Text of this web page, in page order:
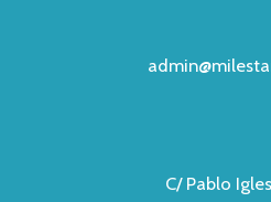
C/ Pablo